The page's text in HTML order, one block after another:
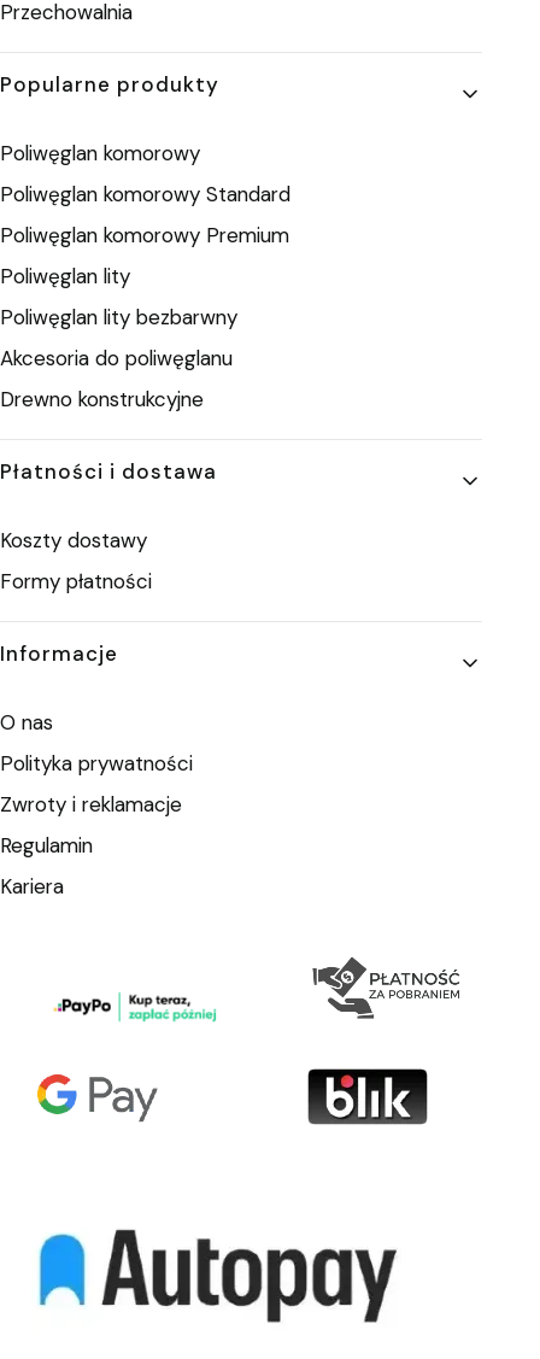
Przechowalnia
Popularne produkty
Poliwęglan komorowy
Poliwęglan komorowy Standard
Poliwęglan komorowy Premium
Poliwęglan lity
Poliwęglan lity bezbarwny
Akcesoria do poliwęglanu
Drewno konstrukcyjne
Płatności i dostawa
Koszty dostawy
Formy płatności
Informacje
O nas
Polityka prywatności
Zwroty i reklamacje
Regulamin
Kariera